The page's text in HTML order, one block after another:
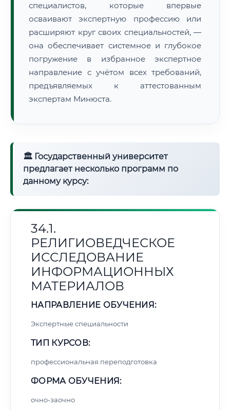
специалистов, которые впервые
осваивают экспертную профессию или
расширяют круг своих специальностей, —
она обеспечивает системное и глубокое
погружение в избранное экспертное
направление с учётом всех требований,
предъявляемых к аттестованным
экспертам Минюста.
🏛 Государственный университет
предлагает несколько программ по
данному курсу:
34.1.
РЕЛИГИОВЕДЧЕСКОЕ
ИССЛЕДОВАНИЕ
ИНФОРМАЦИОННЫХ
МАТЕРИАЛОВ
НАПРАВЛЕНИЕ ОБУЧЕНИЯ:
Экспертные специальности
ТИП КУРСОВ:
профессиональная переподготовка
ФОРМА ОБУЧЕНИЯ:
очно-заочно